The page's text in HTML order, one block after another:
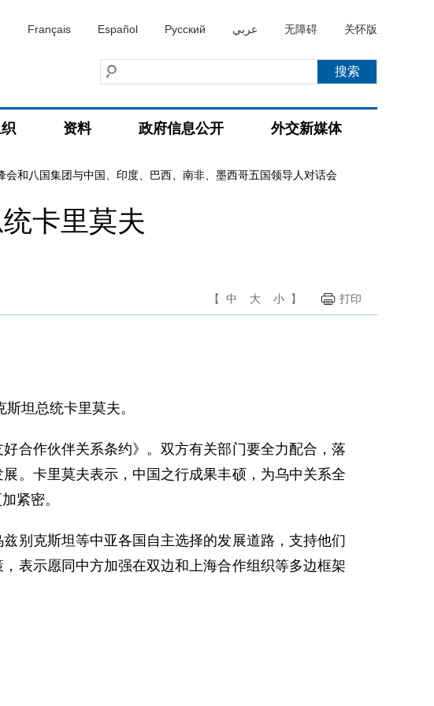
Français Español Русский عربي 无障碍 关怀版
资料 政府信息公开 外交新媒体
和八国集团与中国、印度、巴西、南非、墨西哥五国领导人对话会
卡里莫夫
【 中 大 小 】 打印
坦总统卡里莫夫。
作伙伴关系条约》。双方有关部门要全力配合，落
。卡里莫夫表示，中国之行成果丰硕，为乌中关系全
紧密。
克斯坦等中亚各国自主选择的发展道路，支持他们
表示愿同中方加强在双边和上海合作组织等多边框架